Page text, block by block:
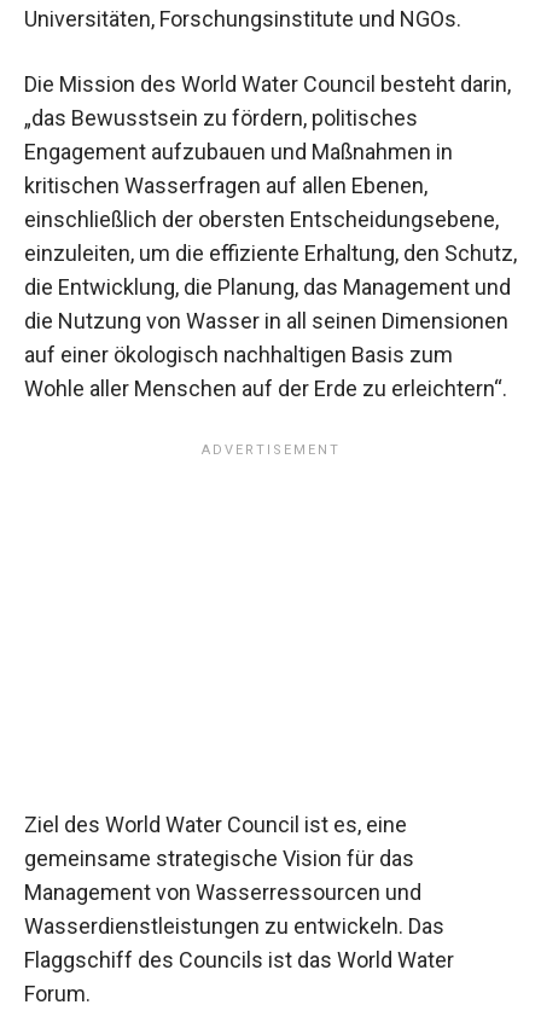
Universitäten, Forschungsinstitute und NGOs.
Die Mission des World Water Council besteht darin,
„das Bewusstsein zu fördern, politisches
Engagement aufzubauen und Maßnahmen in
kritischen Wasserfragen auf allen Ebenen,
einschließlich der obersten Entscheidungsebene,
einzuleiten, um die effiziente Erhaltung, den Schutz,
die Entwicklung, die Planung, das Management und
die Nutzung von Wasser in all seinen Dimensionen
auf einer ökologisch nachhaltigen Basis zum
Wohle aller Menschen auf der Erde zu erleichtern“.
Ziel des World Water Council ist es, eine
gemeinsame strategische Vision für das
Management von Wasserressourcen und
Wasserdienstleistungen zu entwickeln. Das
Flaggschiff des Councils ist das World Water
Forum.